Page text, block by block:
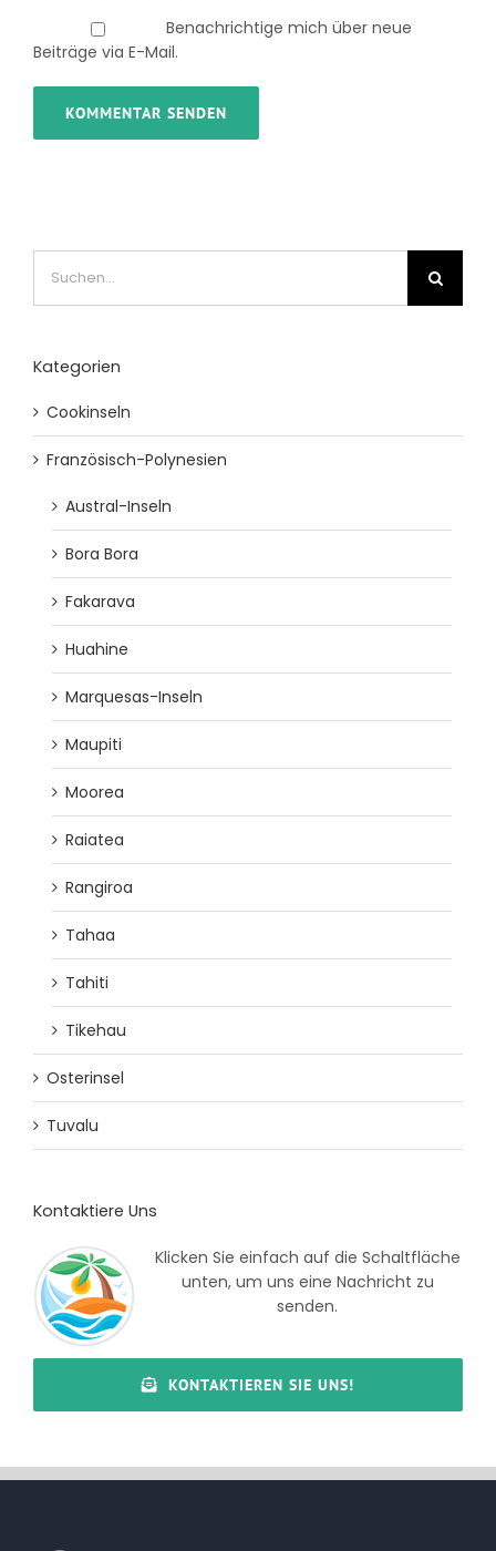
Benachrichtige mich über neue
Beiträge via E-Mail.
nach:
Kategorien
Cookinseln
Französisch-Polynesien
Austral-Inseln
Bora Bora
Fakarava
Huahine
Marquesas-Inseln
Maupiti
Moorea
Raiatea
Rangiroa
Tahaa
Tahiti
Tikehau
Osterinsel
Tuvalu
Kontaktiere Uns
Klicken Sie einfach auf die Schaltfläche
unten, um uns eine Nachricht zu
senden.
KONTAKTIEREN SIE UNS!